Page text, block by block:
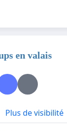
en valais
Plus de visibilité